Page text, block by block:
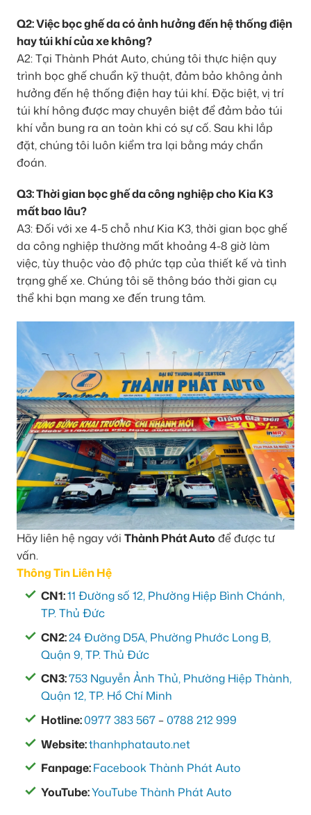
Q2: Việc bọc ghế da có ảnh hưởng đến hệ thống điện
hay túi khí của xe không?
A2: Tại Thành Phát Auto, chúng tôi thực hiện quy
trình bọc ghế chuẩn kỹ thuật, đảm bảo không ảnh
hưởng đến hệ thống điện hay túi khí. Đặc biệt, vị trí
túi khí hông được may chuyên biệt để đảm bảo túi
khí vẫn bung ra an toàn khi có sự cố. Sau khi lắp
đặt, chúng tôi luôn kiểm tra lại bằng máy chẩn
đoán.
Q3: Thời gian bọc ghế da công nghiệp cho Kia K3
mất bao lâu?
A3: Đối với xe 4-5 chỗ như Kia K3, thời gian bọc ghế
da công nghiệp thường mất khoảng 4-8 giờ làm
việc, tùy thuộc vào độ phức tạp của thiết kế và tình
trạng ghế xe. Chúng tôi sẽ thông báo thời gian cụ
thể khi bạn mang xe đến trung tâm.
Hãy liên hệ ngay với Thành Phát Auto để được tư
vấn.
Thông Tin Liên Hệ
CN1:11 Đường số 12, Phường Hiệp Bình Chánh,
TP. Thủ Đức
CN2:24 Đường D5A, Phường Phước Long B,
Quận 9, TP. Thủ Đức
CN3:753 Nguyễn Ảnh Thủ, Phường Hiệp Thành,
Quận 12, TP. Hồ Chí Minh
Hotline:0977 383 567 –0788 212 999
Website:thanhphatauto.net
Fanpage:Facebook Thành Phát Auto
YouTube:YouTube Thành Phát Auto